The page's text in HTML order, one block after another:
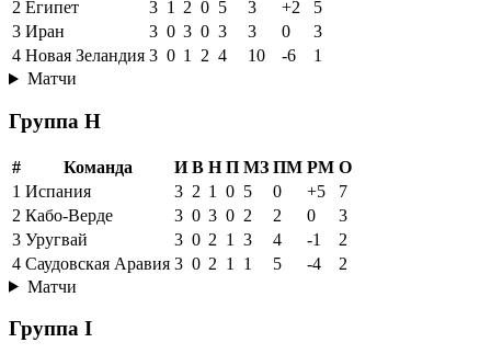
2 Египет 3 1 2 0 5 3 +2
5
3 Иран 3 0 3 0 3 3 0
3
4 Новая Зеландия 3 0 1 2 4 10 -6
1
Матчи
Группа H
# Команда И В Н П МЗ ПМ РМ О
1 Испания 3 2 1 0 5 0 +5
7
2 Кабо-Верде 3 0 3 0 2 2 0
3
3 Уругвай 3 0 2 1 3 4 -1
2
4 Саудовская Аравия 3 0 2 1 1 5 -4
2
Матчи
Группа I